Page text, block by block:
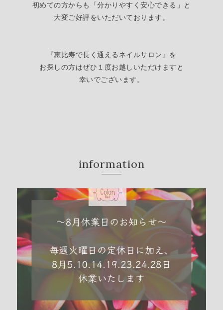
初めての方からも「分かりやすく安心できる」
と
大変ご好評をいただいております。
『恵比寿で長く通えるネイルサロン』を
お探しの方はぜひ１度お越しいただけますと
幸いでございます。
information